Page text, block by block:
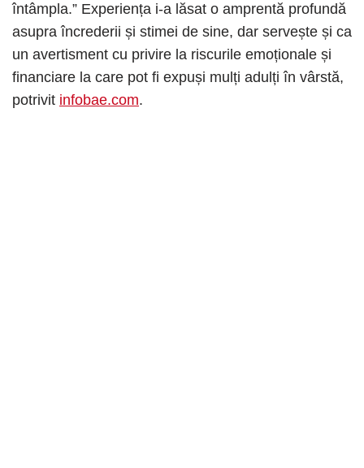
întâmpla.” Experiența i-a lăsat o amprentă profundă
asupra încrederii și stimei de sine, dar servește și ca
un avertisment cu privire la riscurile emoționale și
financiare la care pot fi expuși mulți adulți în vârstă,
potrivit infobae.com.